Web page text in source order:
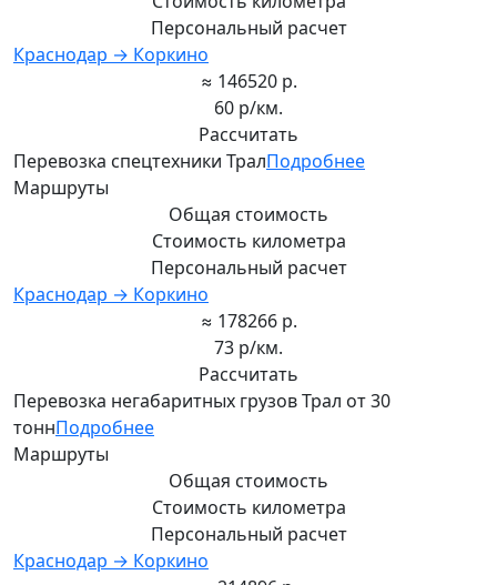
Персональный расчет
Краснодар → Коркино
≈ 146520 р.
60 р/км.
Рассчитать
Перевозка спецтехники ТралПодробнее
Маршруты
Общая стоимость
Стоимость километра
Персональный расчет
Краснодар → Коркино
≈ 178266 р.
73 р/км.
Рассчитать
Перевозка негабаритных грузов Трал от 30
тоннПодробнее
Маршруты
Общая стоимость
Стоимость километра
Персональный расчет
Краснодар → Коркино